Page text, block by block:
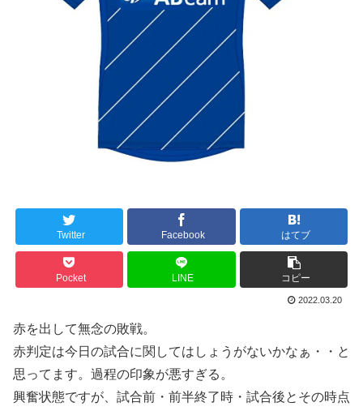
Twitter Facebook はてブ
Pocket LINE コピー
2022.03.20
赤を出して無念の敗戦。
赤判定は今日の試合に関してはしょうがないかなぁ・・と
思ってます。過程の印象が悪すぎる。
興奮状態ですが、試合前・前半終了時・試合後とその時点